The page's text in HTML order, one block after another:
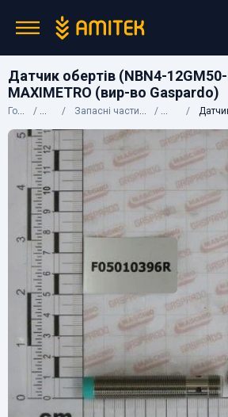
Датчик обертів (NBN4-
MAXIMETRO (вир-во Gaspardo)
Головна КаталогЗапасні частини до сільгосптехніки Gaspardo
Датчик